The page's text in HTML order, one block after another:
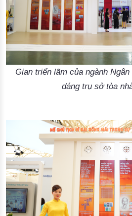
Gian triển lãm của ngành
dáng trụ sở tòa